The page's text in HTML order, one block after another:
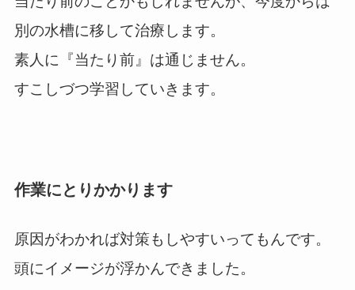
別の水槽に移して治療します。
素人に『当たり前』は通じません。
すこしづつ学習していきます。
作業にとりかかります
原因がわかれば対策もしやすいってもんです。
頭にイメージが浮かんできました。